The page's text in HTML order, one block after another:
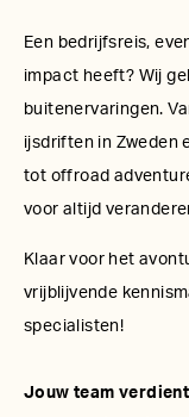
Een bedrijfsreis,
impact heeft? Wij
buitenervaringen.
ijsdriften in Zweden
tot offroad
voor altijd
Klaar voor het
vrijblijvende
specialisten!
Jouw team